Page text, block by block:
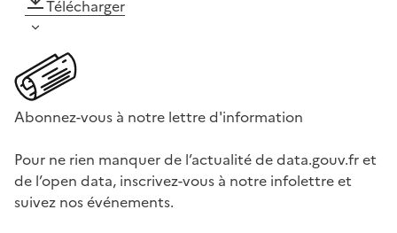
Télécharger
Abonnez-vous à notre lettre d'information
Pour ne rien manquer de l’actualité de data.gouv.fr et
de l’open data, inscrivez-vous à notre infolettre et
suivez nos événements.